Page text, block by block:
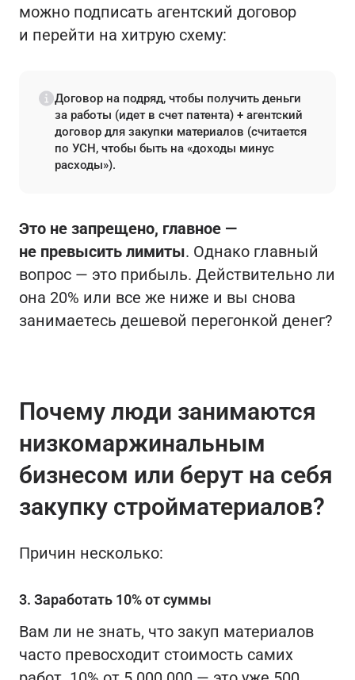
можно подписать агентский договор
и перейти на хитрую схему:
Договор на подряд, чтобы получить деньги
за работы (идет в счет патента) + агентский
договор для закупки материалов (считается
по УСН, чтобы быть на «доходы минус
расходы»).
Это не запрещено, главное —
не превысить лимиты. Однако главный
вопрос — это прибыль. Действительно ли
она 20% или все же ниже и вы снова
занимаетесь дешевой перегонкой денег?
Почему люди занимаются
низкомаржинальным
бизнесом или берут на себя
закупку стройматериалов?
Причин несколько:
3. Заработать 10% от суммы
Вам ли не знать, что закуп материалов
часто превосходит стоимость самих